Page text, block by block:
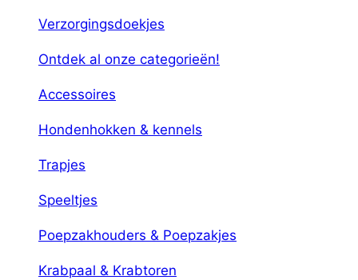
Verzorgingsdoekjes
Ontdek al onze categorieën!
Accessoires
Hondenhokken & kennels
Trapjes
Speeltjes
Poepzakhouders & Poepzakjes
Krabpaal & Krabtoren